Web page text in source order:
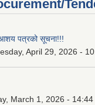
आशय पत्रको सूचना!!!
April 29, 2026 -
March 1, 2026 - 14:44